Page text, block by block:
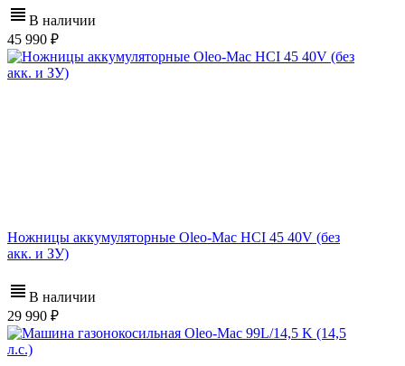
В наличии
45 990
Ножницы аккумуляторные Oleo-Mac HCI 45 40V (без
акк. и ЗУ)
В наличии
29 990